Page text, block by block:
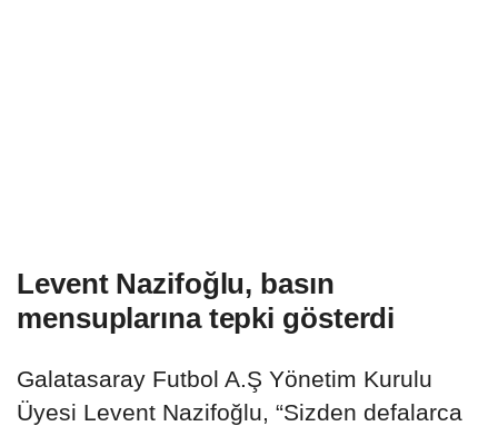
Levent Nazifoğlu, basın
mensuplarına tepki gösterdi
Galatasaray Futbol A.Ş Yönetim Kurulu
Üyesi Levent Nazifoğlu, “Sizden defalarca